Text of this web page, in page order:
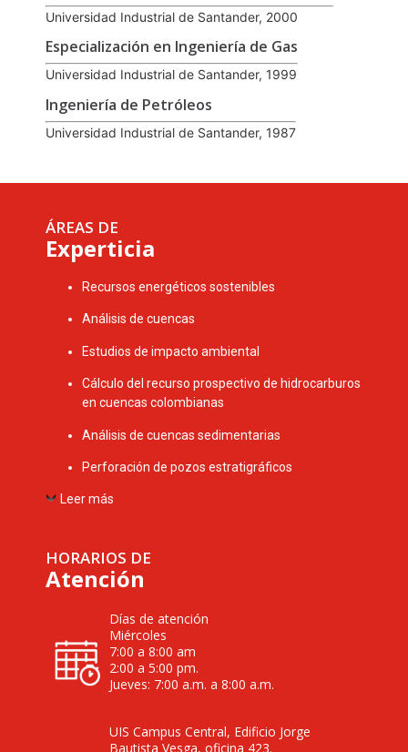
Universidad Industrial de Santander, 2000
Especialización en Ingeniería de Gas
Universidad Industrial de Santander, 1999
Ingeniería de Petróleos
Universidad Industrial de Santander, 1987
ÁREAS DE
Experticia
Recursos energéticos sostenibles
Análisis de cuencas
Estudios de impacto ambiental
Cálculo del recurso prospectivo de hidrocarburos
en cuencas colombianas
Análisis de cuencas sedimentarias
Perforación de pozos estratigráficos
Leer más
HORARIOS DE
Atención
Días de atención
Miércoles
7:00 a 8:00 am
2:00 a 5:00 pm.
Jueves: 7:00 a.m. a 8:00 a.m.
UIS Campus Central, Edificio Jorge
Bautista Vesga, oficina 423.